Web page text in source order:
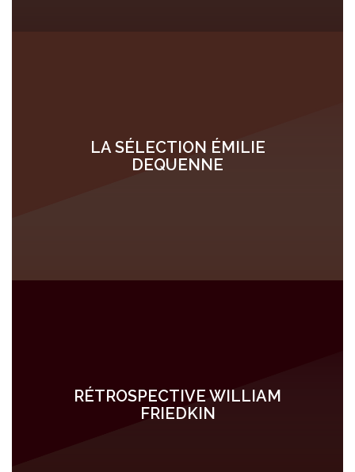
LA SÉLECTION ÉMILIE
DEQUENNE
RÉTROSPECTIVE WILLIAM
FRIEDKIN